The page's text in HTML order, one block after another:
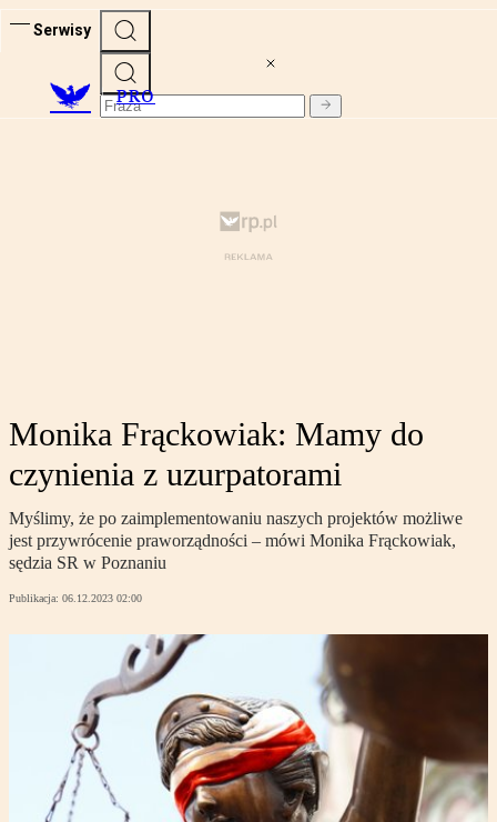
Serwisy
PRO
Monika Frąckowiak: Mamy do
czynienia z uzurpatorami
Myślimy, że po zaimplementowaniu naszych projektów możliwe
jest przywrócenie praworządności – mówi Monika Frąckowiak,
sędzia SR w Poznaniu
Publikacja: 06.12.2023 02:00